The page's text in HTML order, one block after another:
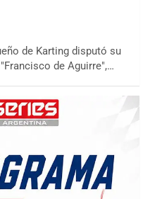
de Karting disputó su
de Aguirre",…